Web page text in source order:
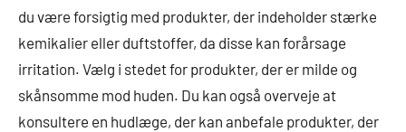
du være forsigtig med produkter, der indeholder stærke
kemikalier eller duftstoffer, da disse kan forårsage
irritation. Vælg i stedet for produkter, der er milde og
skånsomme mod huden. Du kan også overveje at
konsultere en hudlæge, der kan anbefale produkter, der